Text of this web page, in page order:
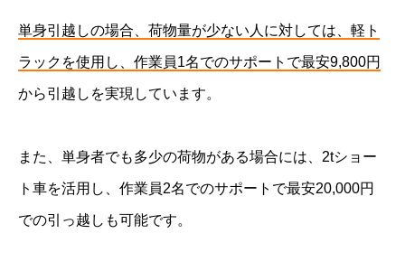
単身引越しの場合、荷物量が少ない人に対しては、軽ト
ラックを使用し、作業員1名でのサポートで最安9,800円
から引越しを実現しています。
また、単身者でも多少の荷物がある場合には、2tショー
ト車を活用し、作業員2名でのサポートで最安20,000円
での引っ越しも可能です。